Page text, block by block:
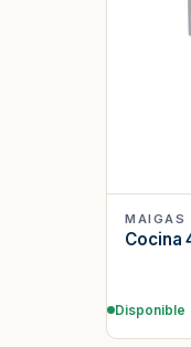
MAIGAS
Cocina
Disponible